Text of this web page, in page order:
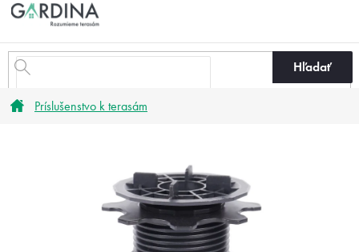
Prejsť
obsah
Hľadať
Domov
Príslušenstvo k terasám